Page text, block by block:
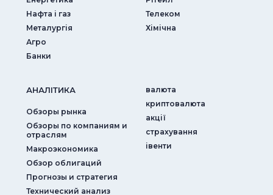
Нафта і газ
Металургія
Агро
Банки
Телеком
Хімічна
АНАЛIТИКА
Обзоры рынка
Обзоры по компаниям и
отраслям
Макроэкономика
Обзор облигаций
Прогнозы и стратегия
Технический анализ
валюта
криптовалюта
акції
страхування
iвенти